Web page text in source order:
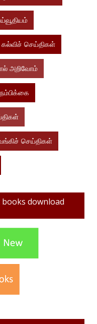
கல்விச் செய்திகள்
அறிவோம்
நம்பிக்கை
செய்திகள்
download